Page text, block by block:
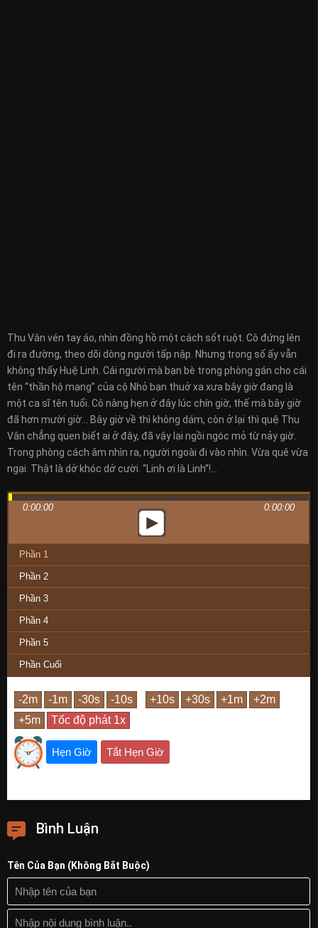
Thu Vân vén tay áo, nhìn đồng hồ một cách sốt ruột. Cô đứng lên
đi ra đường, theo dõi dòng người tấp nập. Nhưng trong số ấy vẫn
không thấy Huệ Linh. Cái người mà bạn bè trong phòng gán cho cái
tên “thần hộ mạng” của cộ Nhỏ bạn thuở xa xưa bây giờ đang là
một ca sĩ tên tuổi. Cô nàng hẹn ở đây lúc chín giờ, thế mà bây giờ
đã hơn mười giờ… Bây giờ về thì không dám, còn ở lại thì quệ Thu
Vân chẳng quen biết ai ở đây, đã vậy lại ngồi ngóc mỏ từ nảy giờ.
Trong phòng cách âm nhìn ra, người ngoài đi vào nhìn. Vừa quê vừa
ngại. Thật là dở khóc dở cười. “Linh ơi là Linh”!…
0:00:00 0:00:00
Phần 1
Phần 2
Phần 3
Phần 4
Phần 5
Phần Cuối
Hẹn Giờ Tắt Hẹn Giờ
Bình Luận
Tên Của Bạn (Không Bắt Buộc)